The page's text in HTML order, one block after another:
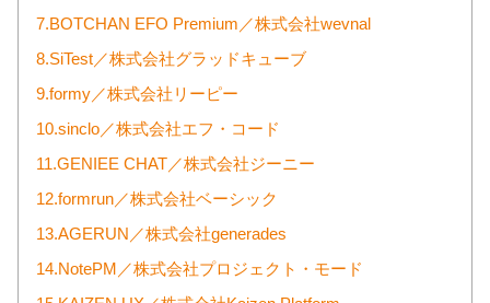
7.BOTCHAN EFO Premium／株式会社wevnal
8.SiTest／株式会社グラッドキューブ
9.formy／株式会社リーピー
10.sinclo／株式会社エフ・コード
11.GENIEE CHAT／株式会社ジーニー
12.formrun／株式会社ベーシック
13.AGERUN／株式会社generades
14.NotePM／株式会社プロジェクト・モード